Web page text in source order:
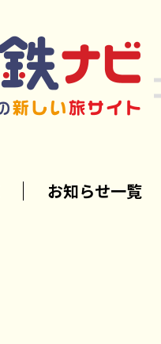
お知らせ一覧